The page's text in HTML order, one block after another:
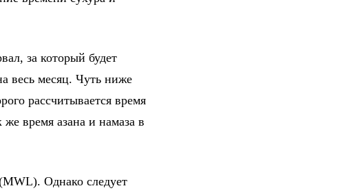
за который будет
весь месяц. Чуть ниже
рассчитывается время
время азана и намаза в
Однако следует